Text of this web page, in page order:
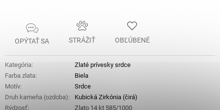
OPÝTAŤ SA STRÁŽIŤ OBĽÚBENÉ
Kategória:
Zlaté prívesky srdce
Farba zlata:
Biela
Motív:
Srdce
Druh kameňa (ozdoba):
Kubická Zirkónia (čirá)
Rýdzosť:
Zlato 14 kt 585/1000